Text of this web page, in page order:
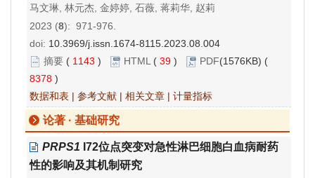
马文琳, 林元杰, 金婷婷, 石薇, 蒋莉华, 赵莉
2023 (8): 971-976.
doi: 10.3969/j.issn.1674-8115.2023.08.004
摘要 ( 1143 ) HTML ( 39 ) PDF(1576KB) (
8378 )
数据和表 | 参考文献 | 相关文章 | 计量指标
论著 · 基础研究
PRPS1 I72位点突变对急性淋巴细胞白血病耐药
性的影响及其机制研究